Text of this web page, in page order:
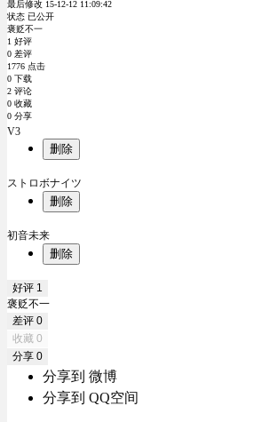
最后修改 15-12-12 11:09:42
状态 已公开
褒贬不一
1 好评
0 差评
1776 点击
0 下载
2 评论
0 收藏
0 分享
V3
删除
ストロボナイツ
删除
初音未来
删除
好评 1
褒贬不一
差评 0
收藏 0
分享 0
分享到 微博
分享到 QQ空间